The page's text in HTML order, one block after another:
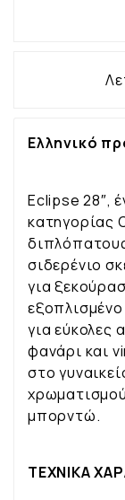
Ελληνικό
Eclipse 28″,
κατηγορίας
σιδερένιο
για
για εύκολες
φανάρι και
στο
μπορντώ.
ΤΕΧΝΙΚΑ